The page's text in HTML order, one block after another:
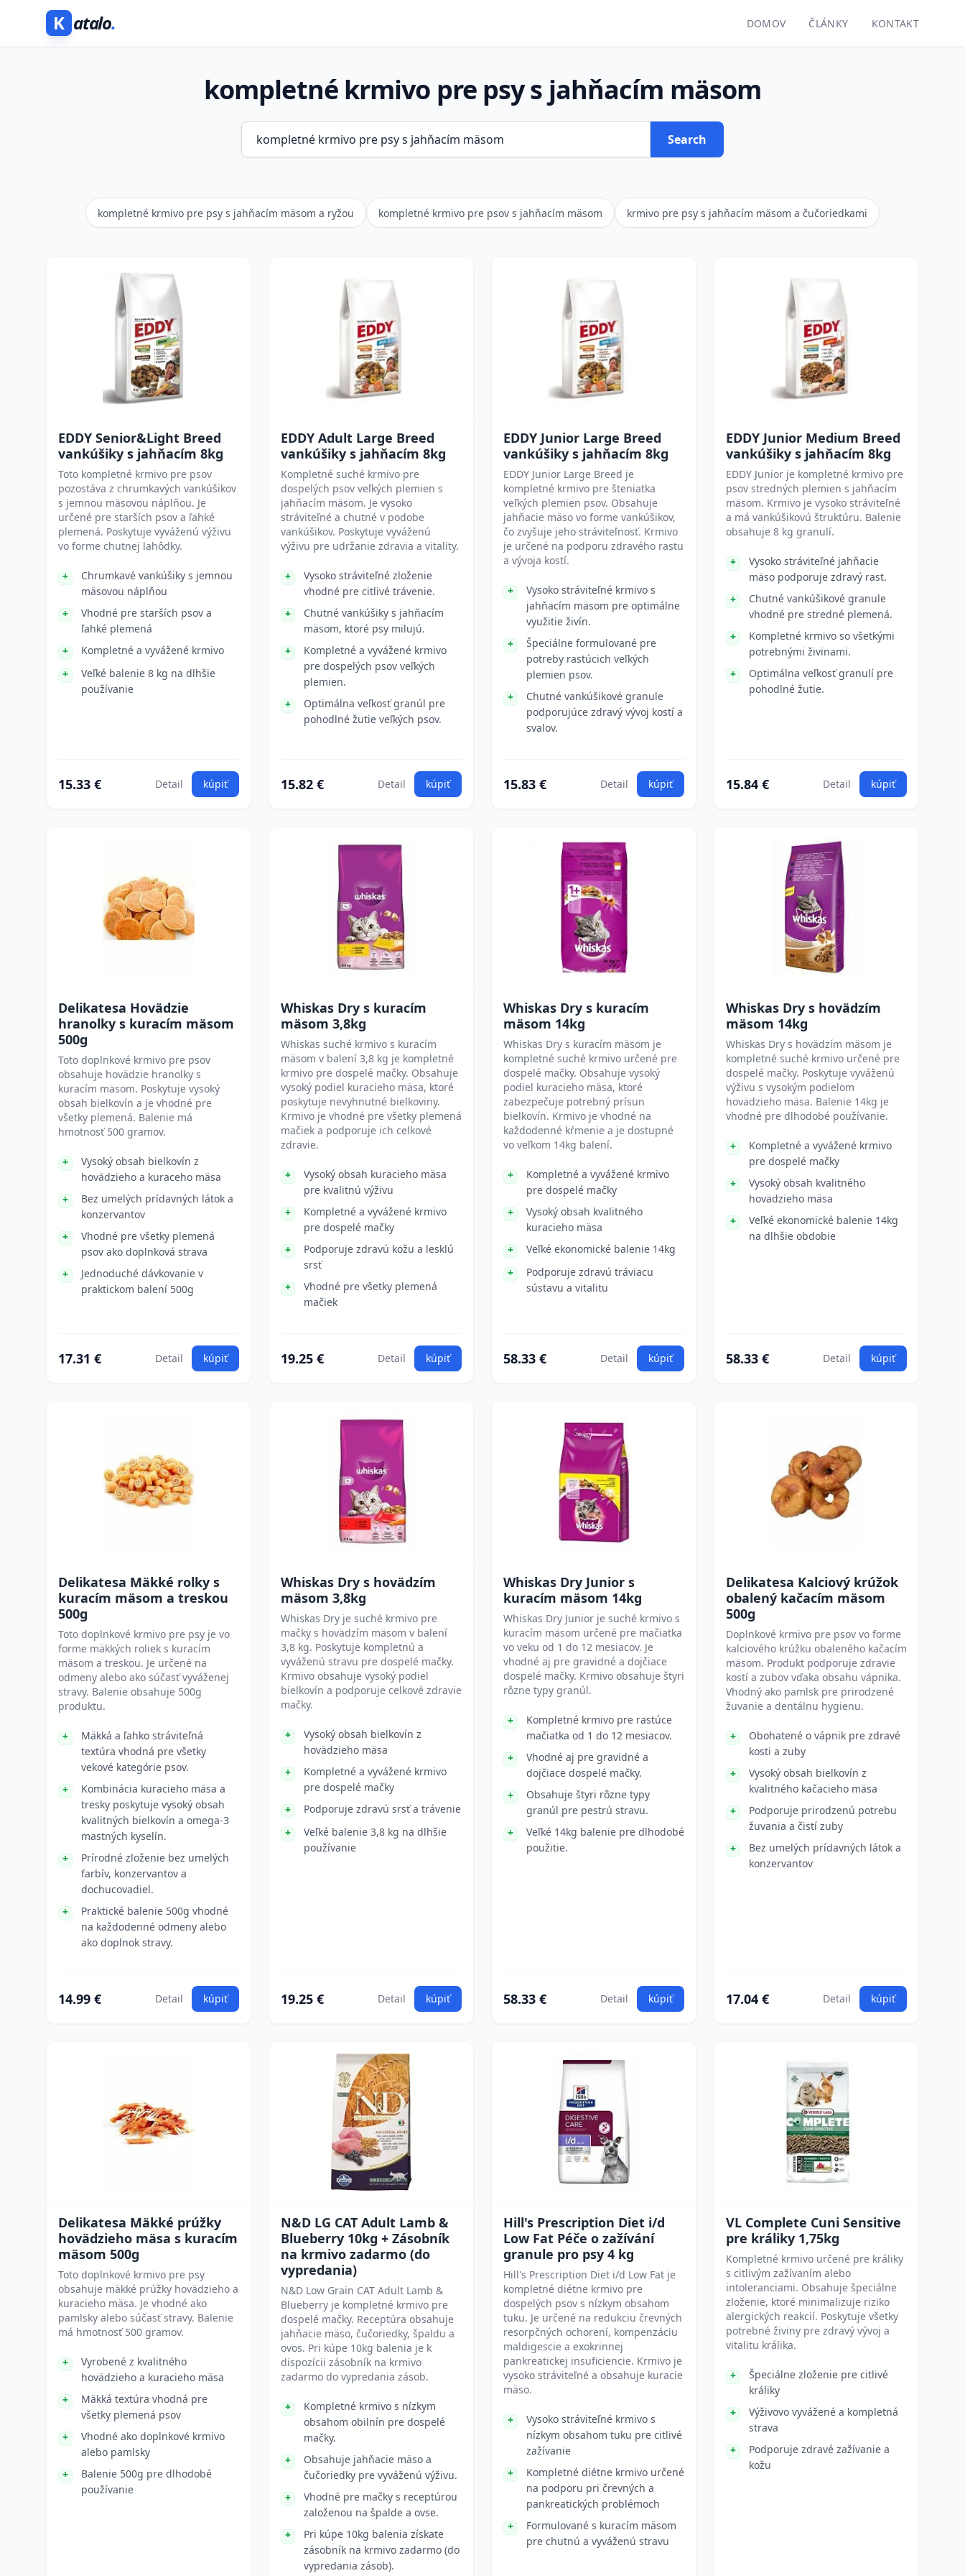
K atalo. DOMOV ČLÁNKY KONTAKT
kompletné krmivo pre psy s jahňacím mäsom
Search
kompletné krmivo pre psy s jahňacím mäsom a ryžou kompletné krmivo pre psov s jahňacím mäsom krmivo pre psy s jahňacím mäsom a čučoriedkami
EDDY Senior&Light Breed
vankúšiky s jahňacím 8kg
Toto kompletné krmivo pre psov
pozostáva z chrumkavých vankúšikov
s jemnou mäsovou náplňou. Je
určené pre starších psov a ľahké
plemená. Poskytuje vyváženú výživu
vo forme chutnej lahôdky.
Chrumkavé vankúšiky s jemnou
mäsovou náplňou
Vhodné pre starších psov a
ľahké plemená
Kompletné a vyvážené krmivo
Veľké balenie 8 kg na dlhšie
používanie
15.33 € Detail kúpiť
EDDY Adult Large Breed
vankúšiky s jahňacím 8kg
Kompletné suché krmivo pre
dospelých psov veľkých plemien s
jahňacím mäsom. Je vysoko
stráviteľné a chutné v podobe
vankúšikov. Poskytuje vyváženú
výživu pre udržanie zdravia a vitality.
Vysoko stráviteľné zloženie
vhodné pre citlivé trávenie.
Chutné vankúšiky s jahňacím
mäsom, ktoré psy milujú.
Kompletné a vyvážené krmivo
pre dospelých psov veľkých
plemien.
Optimálna veľkosť granúl pre
pohodlné žutie veľkých psov.
15.82 € Detail kúpiť
EDDY Junior Large Breed
vankúšiky s jahňacím 8kg
EDDY Junior Large Breed je
kompletné krmivo pre šteniatka
veľkých plemien psov. Obsahuje
jahňacie mäso vo forme vankúšikov,
čo zvyšuje jeho stráviteľnosť. Krmivo
je určené na podporu zdravého rastu
a vývoja kostí.
Vysoko stráviteľné krmivo s
jahňacím mäsom pre optimálne
využitie živín.
Špeciálne formulované pre
potreby rastúcich veľkých
plemien psov.
Chutné vankúšikové granule
podporujúce zdravý vývoj kostí a
svalov.
15.83 € Detail kúpiť
EDDY Junior Medium Breed
vankúšiky s jahňacím 8kg
EDDY Junior je kompletné krmivo pre
psov stredných plemien s jahňacím
mäsom. Krmivo je vysoko stráviteľné
a má vankúšikovú štruktúru. Balenie
obsahuje 8 kg granulí.
Vysoko stráviteľné jahňacie
mäso podporuje zdravý rast.
Chutné vankúšikové granule
vhodné pre stredné plemená.
Kompletné krmivo so všetkými
potrebnými živinami.
Optimálna veľkosť granulí pre
pohodlné žutie.
15.84 € Detail kúpiť
Delikatesa Hovädzie
hranolky s kuracím mäsom
500g
Toto doplnkové krmivo pre psov
obsahuje hovädzie hranolky s
kuracím mäsom. Poskytuje vysoký
obsah bielkovín a je vhodné pre
všetky plemená. Balenie má
hmotnosť 500 gramov.
Vysoký obsah bielkovín z
hovädzieho a kuraceho mäsa
Bez umelých prídavných látok a
konzervantov
Vhodné pre všetky plemená
psov ako doplnková strava
Jednoduché dávkovanie v
praktickom balení 500g
17.31 € Detail kúpiť
Whiskas Dry s kuracím
mäsom 3,8kg
Whiskas suché krmivo s kuracím
mäsom v balení 3,8 kg je kompletné
krmivo pre dospelé mačky. Obsahuje
vysoký podiel kuracieho mäsa, ktoré
poskytuje nevyhnutné bielkoviny.
Krmivo je vhodné pre všetky plemená
mačiek a podporuje ich celkové
zdravie.
Vysoký obsah kuracieho mäsa
pre kvalitnú výživu
Kompletné a vyvážené krmivo
pre dospelé mačky
Podporuje zdravú kožu a lesklú
srsť
Vhodné pre všetky plemená
mačiek
19.25 € Detail kúpiť
Whiskas Dry s kuracím
mäsom 14kg
Whiskas Dry s kuracím mäsom je
kompletné suché krmivo určené pre
dospelé mačky. Obsahuje vysoký
podiel kuracieho mäsa, ktoré
zabezpečuje potrebný prísun
bielkovín. Krmivo je vhodné na
každodenné kŕmenie a je dostupné
vo veľkom 14kg balení.
Kompletné a vyvážené krmivo
pre dospelé mačky
Vysoký obsah kvalitného
kuracieho mäsa
Veľké ekonomické balenie 14kg
Podporuje zdravú tráviacu
sústavu a vitalitu
58.33 € Detail kúpiť
Whiskas Dry s hovädzím
mäsom 14kg
Whiskas Dry s hovädzím mäsom je
kompletné suché krmivo určené pre
dospelé mačky. Poskytuje vyváženú
výživu s vysokým podielom
hovädzieho mäsa. Balenie 14kg je
vhodné pre dlhodobé používanie.
Kompletné a vyvážené krmivo
pre dospelé mačky
Vysoký obsah kvalitného
hovädzieho mäsa
Veľké ekonomické balenie 14kg
na dlhšie obdobie
58.33 € Detail kúpiť
Delikatesa Mäkké rolky s
kuracím mäsom a treskou
500g
Toto doplnkové krmivo pre psy je vo
forme mäkkých roliek s kuracím
mäsom a treskou. Je určené na
odmeny alebo ako súčasť vyváženej
stravy. Balenie obsahuje 500g
produktu.
Mäkká a ľahko stráviteľná
textúra vhodná pre všetky
vekové kategórie psov.
Kombinácia kuracieho mäsa a
tresky poskytuje vysoký obsah
kvalitných bielkovín a omega-3
mastných kyselín.
Prírodné zloženie bez umelých
farbív, konzervantov a
dochucovadiel.
Praktické balenie 500g vhodné
na každodenné odmeny alebo
ako doplnok stravy.
14.99 € Detail kúpiť
Whiskas Dry s hovädzím
mäsom 3,8kg
Whiskas Dry je suché krmivo pre
mačky s hovädzím mäsom v balení
3,8 kg. Poskytuje kompletnú a
vyváženú stravu pre dospelé mačky.
Krmivo obsahuje vysoký podiel
bielkovín a podporuje celkové zdravie
mačky.
Vysoký obsah bielkovín z
hovädzieho mäsa
Kompletné a vyvážené krmivo
pre dospelé mačky
Podporuje zdravú srsť a trávenie
Veľké balenie 3,8 kg na dlhšie
používanie
19.25 € Detail kúpiť
Whiskas Dry Junior s
kuracím mäsom 14kg
Whiskas Dry Junior je suché krmivo s
kuracím mäsom určené pre mačiatka
vo veku od 1 do 12 mesiacov. Je
vhodné aj pre gravidné a dojčiace
dospelé mačky. Krmivo obsahuje štyri
rôzne typy granúl.
Kompletné krmivo pre rastúce
mačiatka od 1 do 12 mesiacov.
Vhodné aj pre gravidné a
dojčiace dospelé mačky.
Obsahuje štyri rôzne typy
granúl pre pestrú stravu.
Veľké 14kg balenie pre dlhodobé
použitie.
58.33 € Detail kúpiť
Delikatesa Kalciový krúžok
obalený kačacím mäsom
500g
Doplnkové krmivo pre psov vo forme
kalciového krúžku obaleného kačacím
mäsom. Produkt podporuje zdravie
kostí a zubov vďaka obsahu vápnika.
Vhodný ako pamlsk pre prirodzené
žuvanie a dentálnu hygienu.
Obohatené o vápnik pre zdravé
kosti a zuby
Vysoký obsah bielkovín z
kvalitného kačacieho mäsa
Podporuje prirodzenú potrebu
žuvania a čistí zuby
Bez umelých prídavných látok a
konzervantov
17.04 € Detail kúpiť
Delikatesa Mäkké prúžky
hovädzieho mäsa s kuracím
mäsom 500g
Toto doplnkové krmivo pre psy
obsahuje mäkké prúžky hovädzieho a
kuracieho mäsa. Je vhodné ako
pamlsky alebo súčasť stravy. Balenie
má hmotnosť 500 gramov.
Vyrobené z kvalitného
hovädzieho a kuracieho mäsa
Mäkká textúra vhodná pre
všetky plemená psov
Vhodné ako doplnkové krmivo
alebo pamlsky
Balenie 500g pre dlhodobé
používanie
N&D LG CAT Adult Lamb &
Blueberry 10kg + Zásobník
na krmivo zadarmo (do
vypredania)
N&D Low Grain CAT Adult Lamb &
Blueberry je kompletné krmivo pre
dospelé mačky. Receptúra obsahuje
jahňacie mäso, čučoriedky, špaldu a
ovos. Pri kúpe 10kg balenia je k
dispozícii zásobník na krmivo
zadarmo do vypredania zásob.
Kompletné krmivo s nízkym
obsahom obilnín pre dospelé
mačky.
Obsahuje jahňacie mäso a
čučoriedky pre vyváženú výživu.
Vhodné pre mačky s receptúrou
založenou na špalde a ovse.
Pri kúpe 10kg balenia získate
zásobník na krmivo zadarmo (do
vypredania zásob).
Hill's Prescription Diet i/d
Low Fat Péče o zažívání
granule pro psy 4 kg
Hill's Prescription Diet i/d Low Fat je
kompletné diétne krmivo pre
dospelých psov s nízkym obsahom
tuku. Je určené na redukciu črevných
resorpčných ochorení, kompenzáciu
maldigescie a exokrinnej
pankreatickej insuficiencie. Krmivo je
vysoko stráviteľné a obsahuje kuracie
mäso.
Vysoko stráviteľné krmivo s
nízkym obsahom tuku pre citlivé
zažívanie
Kompletné diétne krmivo určené
na podporu pri črevných a
pankreatických problémoch
Formulované s kuracím mäsom
pre chutnú a vyváženú stravu
VL Complete Cuni Sensitive
pre králiky 1,75kg
Kompletné krmivo určené pre králiky
s citlivým zažívaním alebo
intoleranciami. Obsahuje špeciálne
zloženie, ktoré minimalizuje riziko
alergických reakcií. Poskytuje všetky
potrebné živiny pre zdravý vývoj a
vitalitu králika.
Špeciálne zloženie pre citlivé
králiky
Výživovo vyvážené a kompletná
strava
Podporuje zdravé zažívanie a
kožu